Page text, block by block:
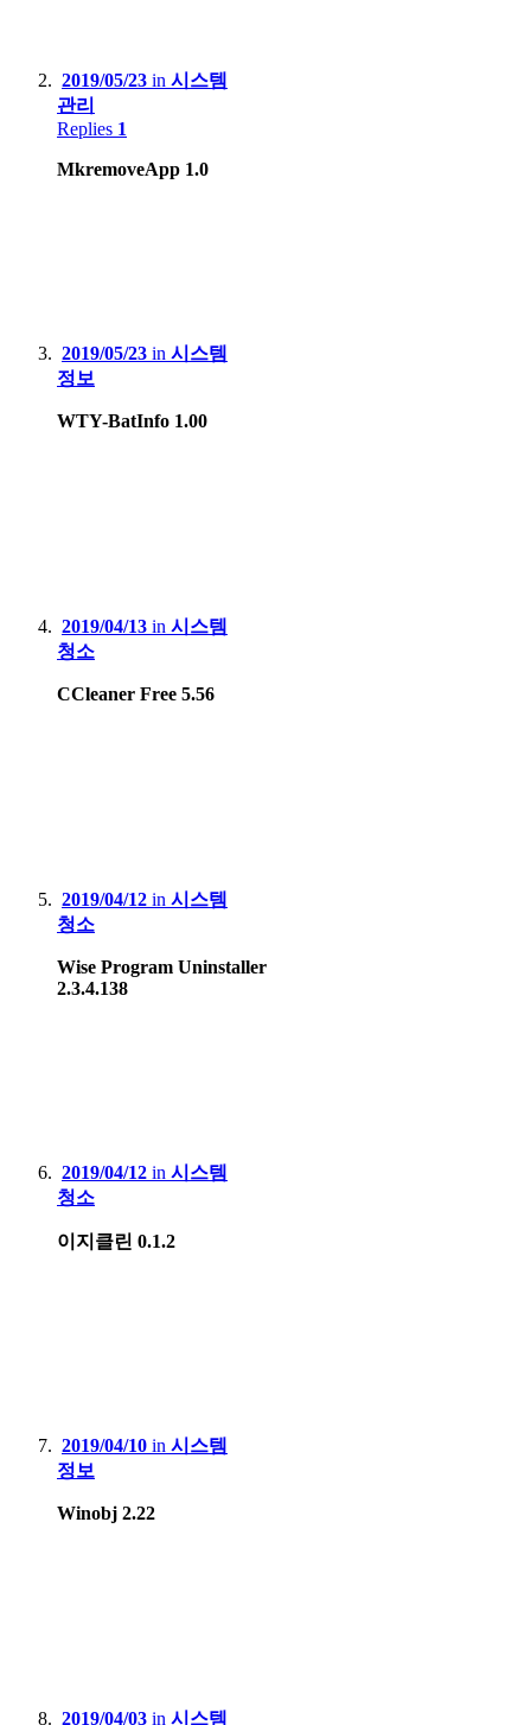
2019/05/23 in 시스템
관리
Replies 1
MkremoveApp 1.0
2019/05/23 in 시스템
정보
WTY-BatInfo 1.00
2019/04/13 in 시스템
청소
CCleaner Free 5.56
2019/04/12 in 시스템
청소
Wise Program Uninstaller
2.3.4.138
2019/04/12 in 시스템
청소
이지클린 0.1.2
2019/04/10 in 시스템
정보
Winobj 2.22
2019/04/03 in 시스템